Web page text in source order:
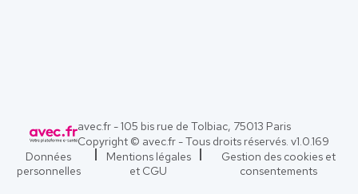
avec.fr - 105 bis rue de Tolbiac, 75013 Paris
Copyright © avec.fr - Tous droits réservés. v1.0.169
Données
personnelles
Mentions légales
et CGU
Gestion des cookies et
consentements